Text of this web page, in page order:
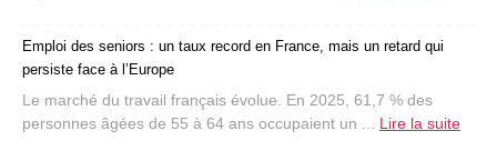
Emploi des seniors : un taux record en France, mais un retard qui
persiste face à l’Europe
Le marché du travail français évolue. En 2025, 61,7 % des
personnes âgées de 55 à 64 ans occupaient un ... Lire la suite